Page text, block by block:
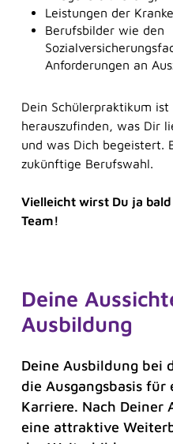
Ausbildungsjahr:
Ausbildungsjahr:
Ausbildungsjahr:
Weihnachtsgeld
Nach der Ausbildung
Altersvorsorge
Individuelle Fort-
*30 Tage Urlaub + 24.12.
JahresLeistungen der
Berufsbilder wie den
Anforderungen an
Dein Schülerpraktikum
herauszufinden, was Dir
und was Dich begeistert.
zukünftige Berufswahl.
Vielleicht wirst Du ja
Team!
Deine
Ausbildung
Deine Ausbildung bei
die Ausgangsbasis für
Karriere. Nach Deiner
eine attraktive